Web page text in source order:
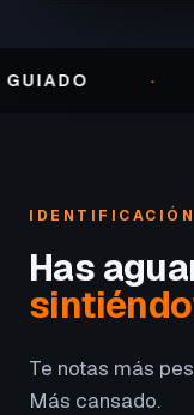
·
IDENTIFICACIÓN
Has
Te notas más
Más cansado.